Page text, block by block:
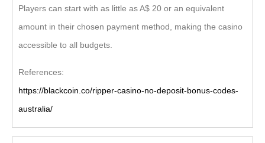
Players can start with as little as A$ 20 or an equivalent
amount in their chosen payment method, making the casino
accessible to all budgets.
References:
https://blackcoin.co/ripper-casino-no-deposit-bonus-codes-
australia/